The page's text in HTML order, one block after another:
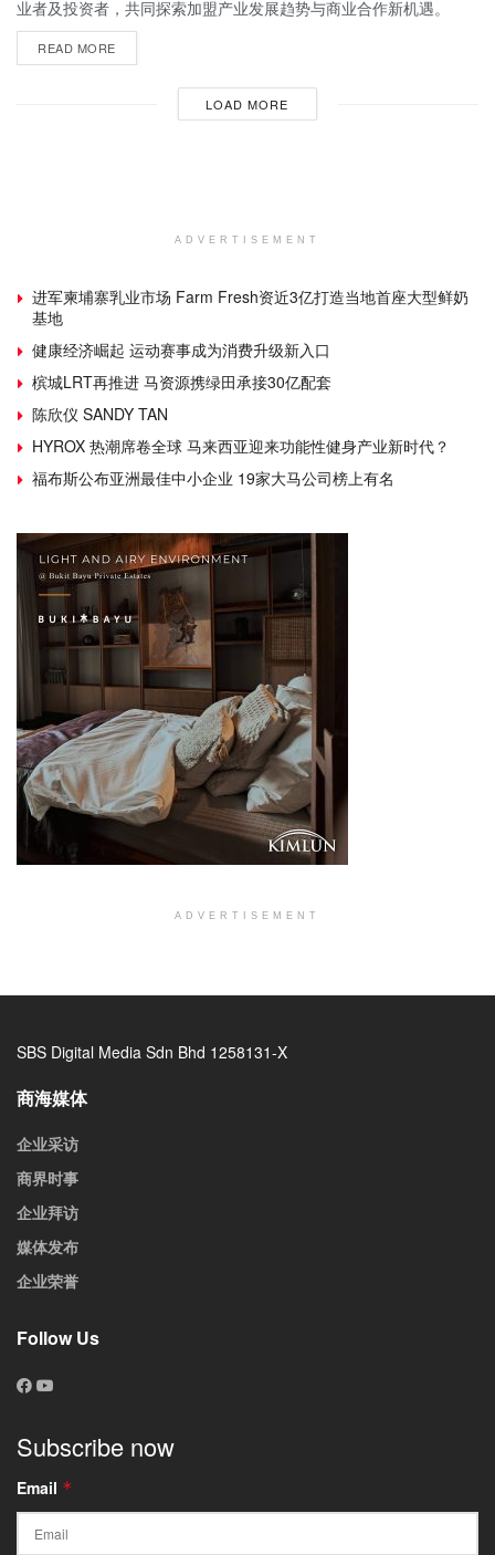
业者及投资者，共同探索加盟产业发展趋势与商业合作新机遇。
READ MORE
LOAD MORE
ADVERTISEMENT
进军柬埔寨乳业市场 Farm Fresh资近3亿打造当地首座大型鲜奶
基地
健康经济崛起 运动赛事成为消费升级新入口
槟城LRT再推进 马资源携绿田承接30亿配套
陈欣仪 SANDY TAN
HYROX 热潮席卷全球 马来西亚迎来功能性健身产业新时代？
福布斯公布亚洲最佳中小企业 19家大马公司榜上有名
ADVERTISEMENT
SBS Digital Media Sdn Bhd 1258131-X
商海媒体
企业采访
商界时事
企业拜访
媒体发布
企业荣誉
Follow Us
Subscribe now
Email *